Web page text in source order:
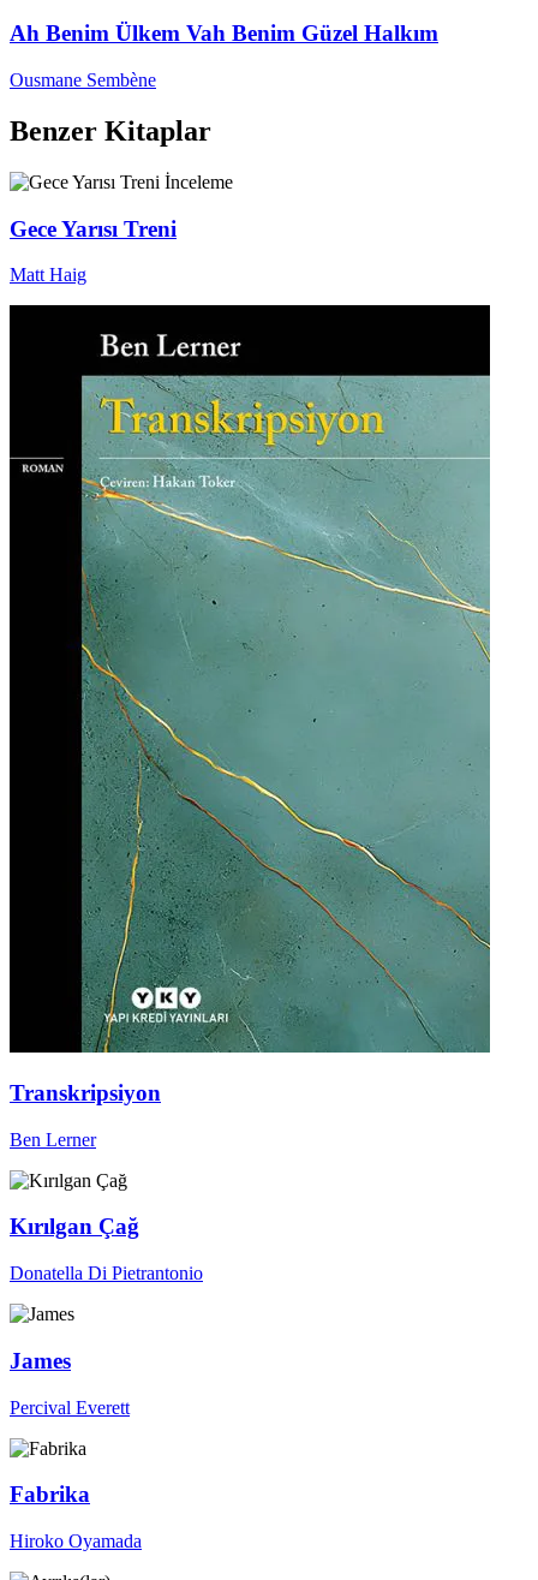
Ah Benim Ülkem Vah Benim Güzel Halkım
Ousmane Sembène
Benzer Kitaplar
İnceleme
Gece Yarısı Treni
Matt Haig
Transkripsiyon
Ben Lerner
Kırılgan Çağ
Donatella Di Pietrantonio
James
Percival Everett
Fabrika
Hiroko Oyamada